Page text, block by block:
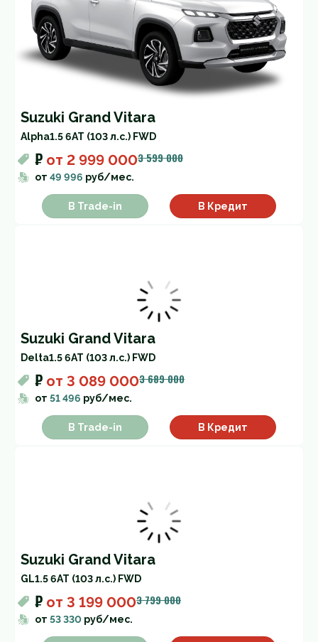
Suzuki Grand Vitara
Alpha1.5 6AT (103 л.с.) FWD
₽ от 2 999 0003 599 000
от 49 996 руб/мес.
В Trade-in В Кредит
Suzuki Grand Vitara
Delta1.5 6AT (103 л.с.) FWD
₽ от 3 089 0003 689 000
от 51 496 руб/мес.
В Trade-in В Кредит
Suzuki Grand Vitara
GL1.5 6AT (103 л.с.) FWD
₽ от 3 199 0003 799 000
от 53 330 руб/мес.